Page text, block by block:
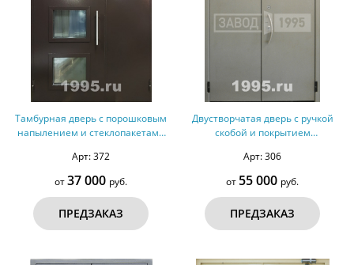
Тамбурная дверь с порошковым
напылением и стеклопакетами
Арт: 372
от37 000 руб.
ПРЕДЗАКАЗ
Двустворчатая дверь с ручкой
скобой и покрытием
Арт: 306
от 55 000 руб.
ПРЕДЗАКАЗ